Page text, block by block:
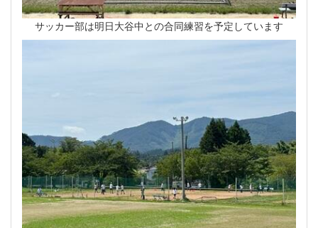
サッカー部は明日大谷中との合同練習を予定しています